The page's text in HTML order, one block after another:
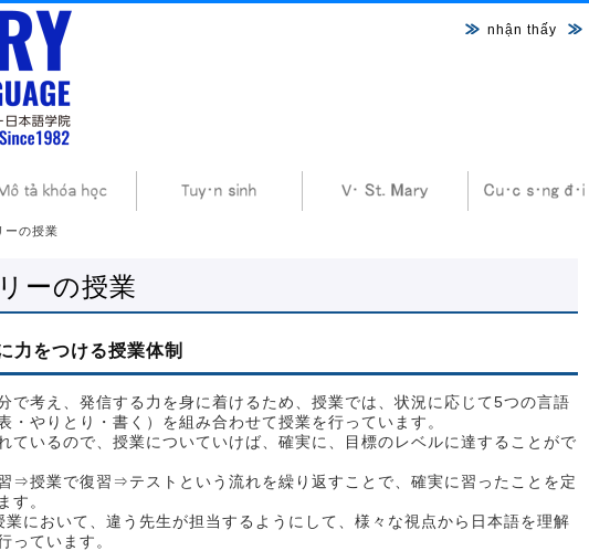
nhận thấy
ーの授業
ーの授業
力をつける授業体制
で考え、発信する力を身に着けるため、授業では、状況に応じて5つの言語
・やりとり・書く）を組み合わせて授業を行っています。
ているので、授業についていけば、確実に、目標のレベルに達することがで
授業で復習⇒テストという流れを繰り返すことで、確実に習ったことを定
す。
において、違う先生が担当するようにして、様々な視点から日本語を理解
っています。